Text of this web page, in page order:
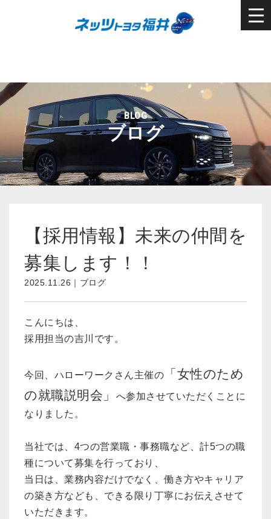
BLOG
ブログ
【採用情報】未来の仲間を
募集します！！
2025.11.26｜ブログ
こんにちは、
採用担当の吉川です。
今回、ハローワークさん主催の
「女性のため
の就職説明会」
へ参加させていただくことに
なりました。
当社では、4つの営業職・事務職など、計5つの職
種について募集を行っており、
当日は、業務内容だけでなく、働き方やキャリア
の築き方なども、できる限り丁寧にお伝えさせて
いただきます。